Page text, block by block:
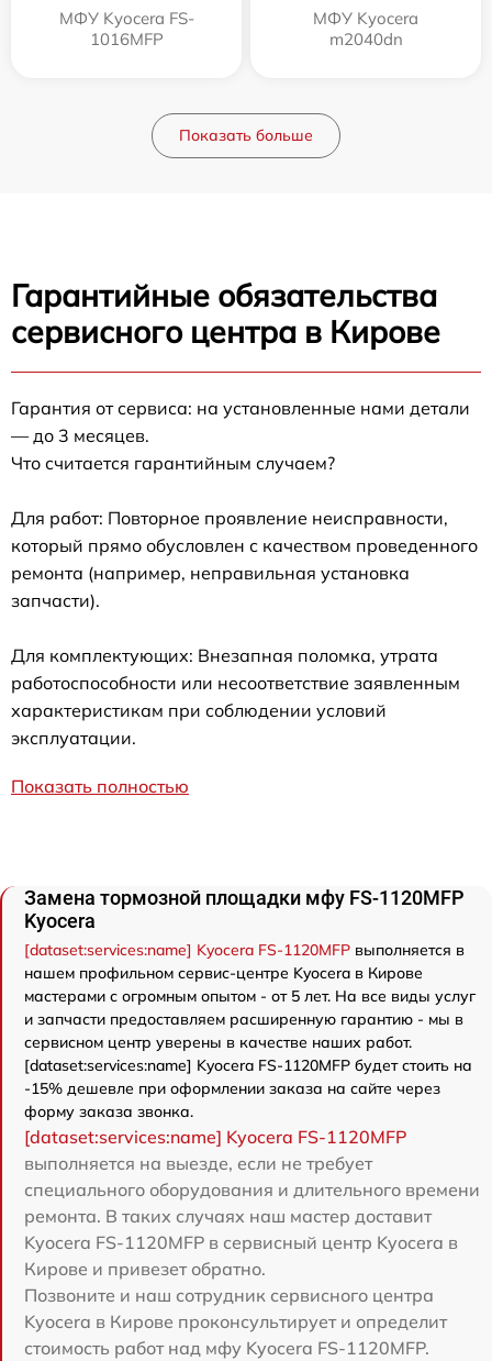
МФУ Kyocera FS-
1016MFP
МФУ Kyocera
m2040dn
Показать больше
Гарантийные обязательства
сервисного центра в Кирове
Гарантия от сервиса: на установленные нами детали
— до 3 месяцев.
Что считается гарантийным случаем?
Для работ: Повторное проявление неисправности,
который прямо обусловлен с качеством проведенного
ремонта (например, неправильная установка
запчасти).
Для комплектующих: Внезапная поломка, утрата
работоспособности или несоответствие заявленным
характеристикам при соблюдении условий
эксплуатации.
Показать полностью
Замена тормозной площадки мфу FS-1120MFP
Kyocera
[dataset:services:name] Kyocera FS-1120MFP выполняется в
нашем профильном сервис-центре Kyocera в Кирове
мастерами с огромным опытом - от 5 лет. На все виды услуг
и запчасти предоставляем расширенную гарантию - мы в
сервисном центр уверены в качестве наших работ.
[dataset:services:name] Kyocera FS-1120MFP будет стоить на
-15% дешевле при оформлении заказа на сайте через
форму заказа звонка.
[dataset:services:name] Kyocera FS-1120MFP
выполняется на выезде, если не требует
специального оборудования и длительного времени
ремонта. В таких случаях наш мастер доставит
Kyocera FS-1120MFP в сервисный центр Kyocera в
Кирове и привезет обратно.
Позвоните и наш сотрудник сервисного центра
Kyocera в Кирове проконсультирует и определит
стоимость работ над мфу Kyocera FS-1120MFP.